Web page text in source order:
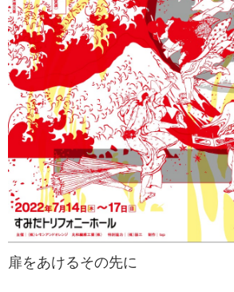
扉をあけるその先に